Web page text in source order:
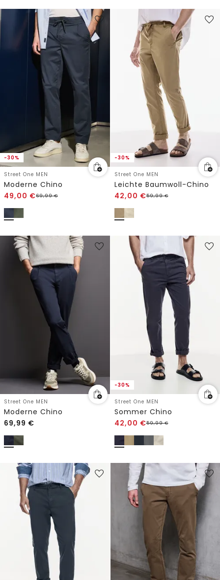
-30%
Street One MEN
Moderne Chino
49,00 €69,99€
-30%
Street One MEN
Leichte Baumwoll-Chino
42,00 €59,99€
Street One MEN
Moderne Chino
69,99 €
-30%
Street One MEN
Sommer Chino
42,00 €59,99€